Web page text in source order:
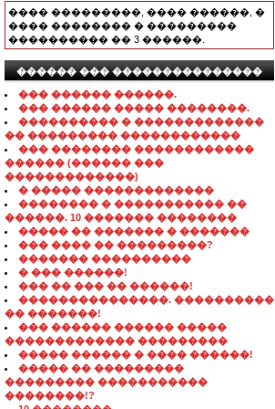
���� ���������, ���� ������, �
���� �������� � ���������
���������� �� 3 ������.
������ ��� ���������������
��� ������ ������.
��� ������ ����� ��������.
���������� � �������������
�� ��������� ������������
��� �������� ������������
������ (������ ���
�������������)
� ����� �������������
�������� � ����������� ��
������. 10 ������� ��������
����� �� ������� � �������
��� ���� �� ���������?
������� ����������
� ��� ������!
��� �� ��� �� ������!
���������������. ����������
�� �������!
��� ������ ������ �����
������������� ���������
����� ������ � ���� ������!
����� �� ���������
��������� �����������
��������!?